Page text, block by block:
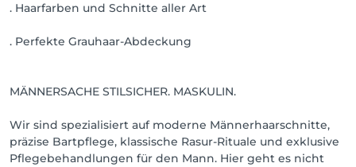
. Haarfarben und Schnitte aller Art
. Perfekte Grauhaar-Abdeckung
MÄNNERSACHE STILSICHER. MASKULIN.
Wir sind spezialisiert auf moderne Männerhaarschnitte,
präzise Bartpflege, klassische Rasur-Rituale und exklusive
Pflegebehandlungen für den Mann. Hier geht es nicht